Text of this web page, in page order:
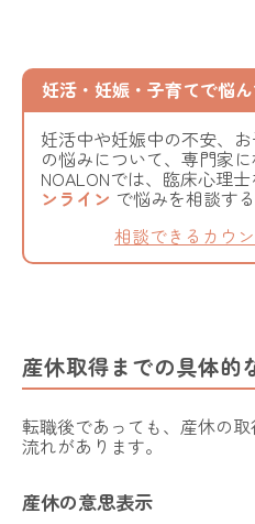
妊活・妊娠・子育てで悩
妊活中や妊娠中の不安、
の悩みについて、専門家
NOALONでは、臨床心理
ンライン で悩みを相談す
相談できるカウ
産休取得までの具体的
転職後であっても、産休の
流れがあります。
産休の意思表示